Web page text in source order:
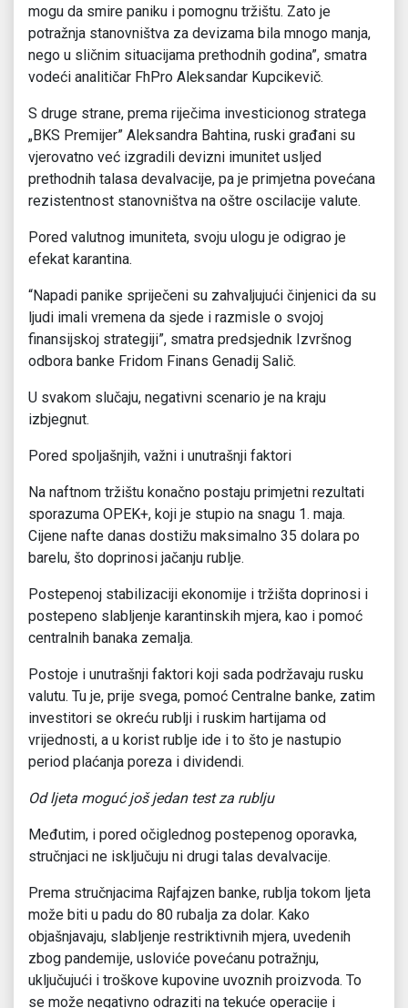
mogu da smire paniku i pomognu tržištu. Zato je
potražnja stanovništva za devizama bila mnogo manja,
nego u sličnim situacijama prethodnih godina”, smatra
vodeći analitičar FhPro Aleksandar Kupcikevič.
S druge strane, prema riječima investicionog stratega
„BKS Premijer” Aleksandra Bahtina, ruski građani su
vjerovatno već izgradili devizni imunitet usljed
prethodnih talasa devalvacije, pa je primjetna povećana
rezistentnost stanovništva na oštre oscilacije valute.
Pored valutnog imuniteta, svoju ulogu je odigrao je
efekat karantina.
“Napadi panike spriječeni su zahvaljujući činjenici da su
ljudi imali vremena da sjede i razmisle o svojoj
finansijskoj strategiji”, smatra predsjednik Izvršnog
odbora banke Fridom Finans Genadij Salič.
U svakom slučaju, negativni scenario je na kraju
izbjegnut.
Pored spoljašnjih, važni i unutrašnji faktori
Na naftnom tržištu konačno postaju primjetni rezultati
sporazuma OPEK+, koji je stupio na snagu 1. maja.
Cijene nafte danas dostižu maksimalno 35 dolara po
barelu, što doprinosi jačanju rublje.
Postepenoj stabilizaciji ekonomije i tržišta doprinosi i
postepeno slabljenje karantinskih mjera, kao i pomoć
centralnih banaka zemalja.
Postoje i unutrašnji faktori koji sada podržavaju rusku
valutu. Tu je, prije svega, pomoć Centralne banke, zatim
investitori se okreću rublji i ruskim hartijama od
vrijednosti, a u korist rublje ide i to što je nastupio
period plaćanja poreza i dividendi.
Od ljeta moguć još jedan test za rublju
Međutim, i pored očiglednog postepenog oporavka,
stručnjaci ne isključuju ni drugi talas devalvacije.
Prema stručnjacima Rajfajzen banke, rublja tokom ljeta
može biti u padu do 80 rubalja za dolar. Kako
objašnjavaju, slabljenje restriktivnih mjera, uvedenih
zbog pandemije, usloviće povećanu potražnju,
uključujući i troškove kupovine uvoznih proizvoda. To
se može negativno odraziti na tekuće operacije i